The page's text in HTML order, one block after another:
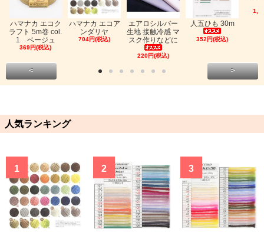
ハマナカ エコク
ラフト 5m巻 col.
1 ベージュ
369円(税込)
ハマナカ エコア
ンダリヤ
704円(税込)
エアロシルバー
生地 接触冷感 マ
スク作りなどに
220円(税込)
人五ひも 30m
352円(税込)
< >
人気ランキング
1 2 3